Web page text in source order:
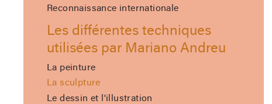
Reconnaissance internationale
Les différentes techniques
utilisées par Mariano Andreu
La peinture
La sculpture
Le dessin et l'illustration